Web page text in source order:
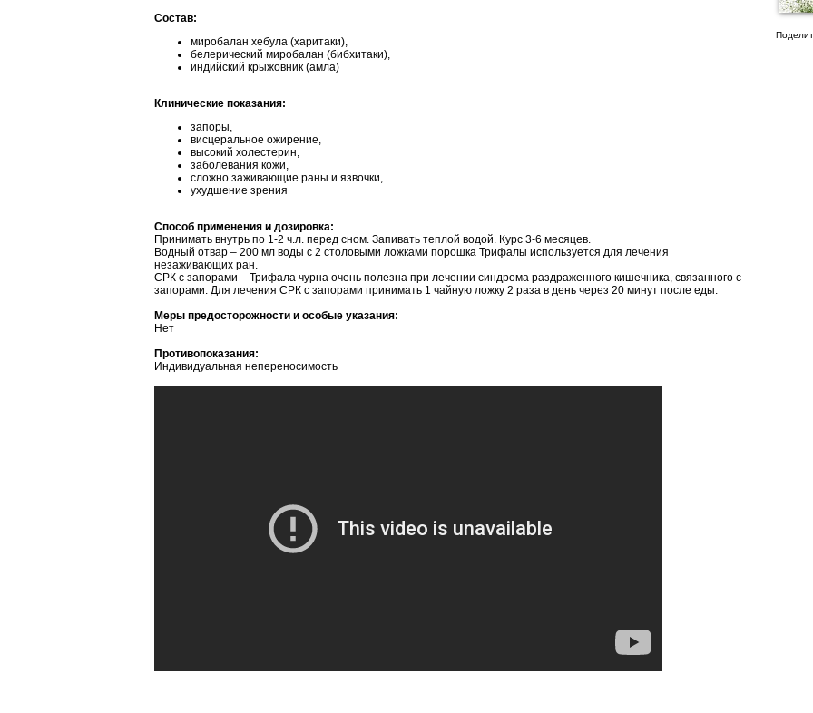
Состав:
миробалан хебула (харитаки),
белерический миробалан (бибхитаки),
индийский крыжовник (амла)
Клинические показания:
запоры,
висцеральное ожирение,
высокий холестерин,
заболевания кожи,
сложно заживающие раны и язвочки,
ухудшение зрения
Способ применения и дозировка:
Принимать внутрь по 1-2 ч.л. перед сном. Запивать теплой водой. Курс 3-6 месяцев.
Водный отвар – 200 мл воды с 2 столовыми ложками порошка Трифалы используется для лечения
незаживающих ран.
СРК с запорами – Трифала чурна очень полезна при лечении синдрома раздраженного кишечника, связанного с
запорами. Для лечения СРК с запорами принимать 1 чайную ложку 2 раза в день через 20 минут после еды.
Меры предосторожности и особые указания:
Нет
Противопоказания:
Индивидуальная непереносимость